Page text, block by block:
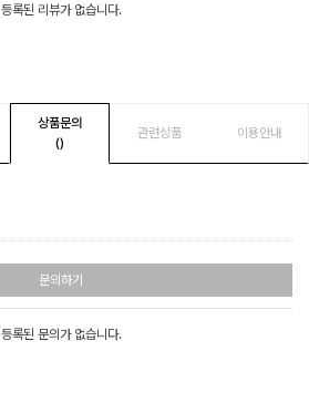
등록된 리뷰가 없습니다.
상품문의
()
관련상품 이용안내
문의하기
등록된 문의가 없습니다.